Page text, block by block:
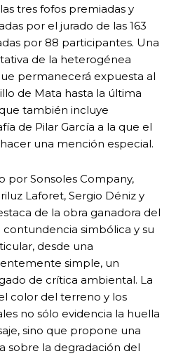
tres fofos premiadas y
por el jurado de las 163
por 88 participantes. Una
de la heterogénea
permanecerá expuesta al
de Mata hasta la última
también incluye
de Pilar García a la que el
una mención especial.
por Sonsoles Company,
Laforet, Sergio Déniz y
de la obra ganadora del
simbólica y su
desde una
simple, un
de crítica ambiental. La
color del terreno y los
no sólo evidencia la huella
sino que propone una
sobre la degradación del